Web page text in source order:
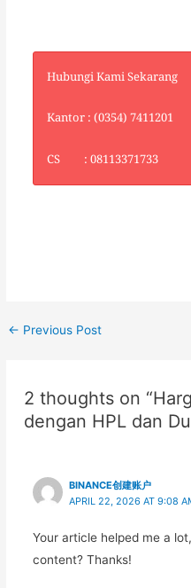
Hubungi Kami Sekarang
Kantor : (0354) 7411201
CS : 08113371733
← Previous Post
2 thoughts on
dengan HPL dan
BINANCE创建账户
APRIL 22, 2026 AT 9:08
Your article helped me a
content? Thanks!